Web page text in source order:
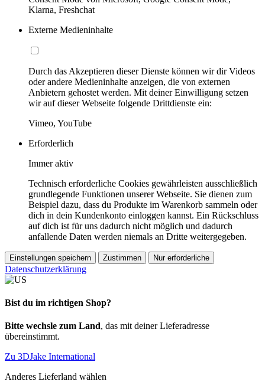
Klarna, Freshchat
Externe Medieninhalte
Durch das Akzeptieren dieser Dienste können wir dir Videos
oder andere Medieninhalte anzeigen, die von externen
Anbietern gehostet werden. Mit deiner Einwilligung setzen
wir auf dieser Webseite folgende Drittdienste ein:
Vimeo, YouTube
Erforderlich
Immer aktiv
Technisch erforderliche Cookies gewährleisten ausschließlich
grundlegende Funktionen unserer Webseite. Sie dienen zum
Beispiel dazu, dass du Produkte im Warenkorb sammeln oder
dich in dein Kundenkonto einloggen kannst. Ein Rückschluss
auf dich ist für uns dadurch nicht möglich und dadurch
anfallende Daten werden niemals an Dritte weitergegeben.
Einstellungen speichern Zustimmen Nur erforderliche
Datenschutzerklärung
Bist du im richtigen Shop?
Bitte wechsle zum Land, das mit deiner Lieferadresse
übereinstimmt.
Zu 3DJake International
Anderes Lieferland wählen